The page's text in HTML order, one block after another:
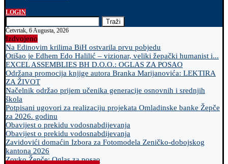
LOGIN
Traži
Četvrtak, 6 Augusta, 2026
Izdvojeno
Na Edinovim krilima BiH ostvarila prvu pobjedu
Otišao je Edhem Edo Halilić – vizionar, veliki žepački humanist i...
EXCEL ASSEMBLIES BH D.O.O.: OGLAS ZA POSAO
Održana promocija knjige autora Branka Marijanovića: LEKTIRA
ZA ŽIVOT
Načelnik održao prijem učenika generacije osnovnih i srednjih
škola
Potpisani ugovori za realizaciju projekata Omladinske banke Žepče
za 2026. godinu
Obavijest o prekidu vodosnabdijevanja
Obavijest o prekidu vodosnabdijevanja
Zavidovići domaćin Izbora za Fotomodela Zeničko-dobojskog
kantona 2026
Zovko Žepče: Oglas za posao